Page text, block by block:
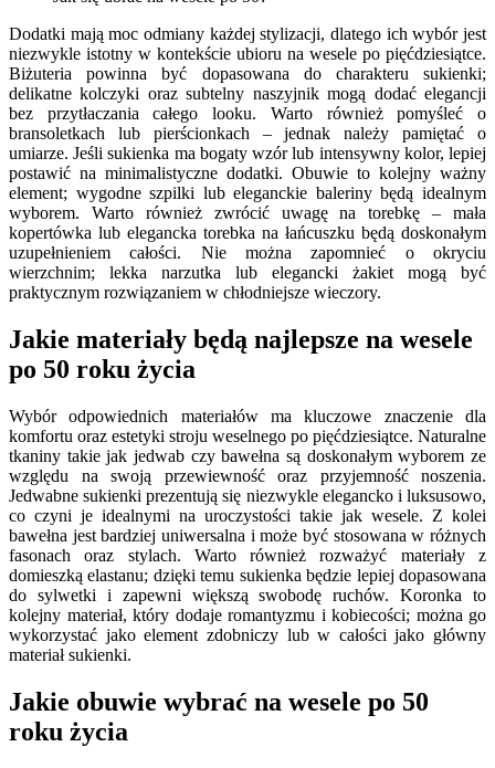
Dodatki mają moc odmiany każdej stylizacji, dlatego ich wybór jest
niezwykle istotny w kontekście ubioru na wesele po pięćdziesiątce.
Biżuteria powinna być dopasowana do charakteru sukienki;
delikatne kolczyki oraz subtelny naszyjnik mogą dodać elegancji
bez przytłaczania całego looku. Warto również pomyśleć o
bransoletkach lub pierścionkach – jednak należy pamiętać o
umiarze. Jeśli sukienka ma bogaty wzór lub intensywny kolor, lepiej
postawić na minimalistyczne dodatki. Obuwie to kolejny ważny
element; wygodne szpilki lub eleganckie baleriny będą idealnym
wyborem. Warto również zwrócić uwagę na torebkę – mała
kopertówka lub elegancka torebka na łańcuszku będą doskonałym
uzupełnieniem całości. Nie można zapomnieć o okryciu
wierzchnim; lekka narzutka lub elegancki żakiet mogą być
praktycznym rozwiązaniem w chłodniejsze wieczory.
Jakie materiały będą najlepsze na wesele
po 50 roku życia
Wybór odpowiednich materiałów ma kluczowe znaczenie dla
komfortu oraz estetyki stroju weselnego po pięćdziesiątce. Naturalne
tkaniny takie jak jedwab czy bawełna są doskonałym wyborem ze
względu na swoją przewiewność oraz przyjemność noszenia.
Jedwabne sukienki prezentują się niezwykle elegancko i luksusowo,
co czyni je idealnymi na uroczystości takie jak wesele. Z kolei
bawełna jest bardziej uniwersalna i może być stosowana w różnych
fasonach oraz stylach. Warto również rozważyć materiały z
domieszką elastanu; dzięki temu sukienka będzie lepiej dopasowana
do sylwetki i zapewni większą swobodę ruchów. Koronka to
kolejny materiał, który dodaje romantyzmu i kobiecości; można go
wykorzystać jako element zdobniczy lub w całości jako główny
materiał sukienki.
Jakie obuwie wybrać na wesele po 50
roku życia